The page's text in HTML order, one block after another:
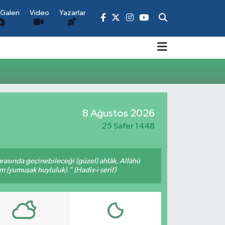
Video Yazarlar
8 Ağustos 2026
25 Safer 1448
geçinebileceği (güzel) ahlâk, Allâhü
(yumuşak huyluluk)." (Hadis-i şerif)